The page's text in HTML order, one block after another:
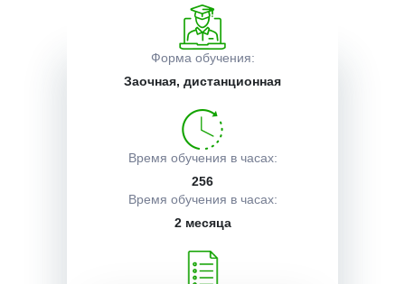
Форма обучения:
Заочная, дистанционная
Время обучения в часах:
256
Время обучения в часах:
2 месяца
Получаемые документы